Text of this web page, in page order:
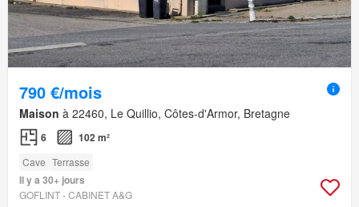
790 €/mois
Maison à 22460, Le Quillio, Côtes-d'Armor, Bretagne
6 102 m²
Cave Terrasse
Il y a 30+ jours
GOFLINT - CABINET A&G